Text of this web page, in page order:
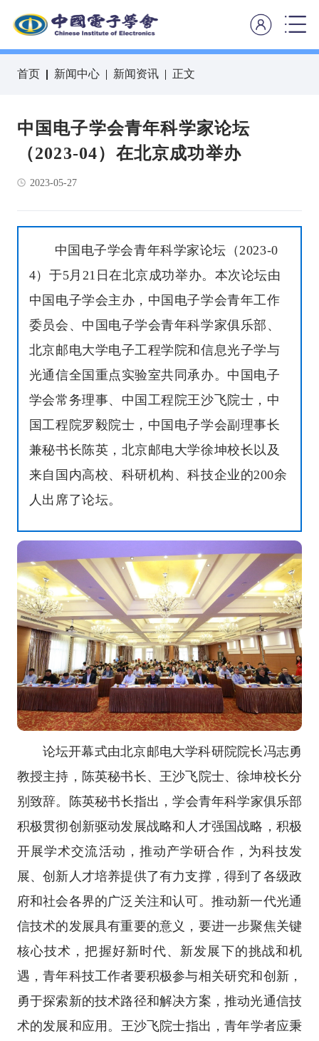
首页 新闻中心 新闻资讯 正文
中国电子学会青年科学家论坛
（2023-04）在北京成功举办
2023-05-27
中国电子学会青年科学家论坛（2023-0
4）于5月21日在北京成功举办。本次论坛由
中国电子学会主办，中国电子学会青年工作
委员会、中国电子学会青年科学家俱乐部、
北京邮电大学电子工程学院和信息光子学与
光通信全国重点实验室共同承办。中国电子
学会常务理事、中国工程院王沙飞院士，中
国工程院罗毅院士，中国电子学会副理事长
兼秘书长陈英，北京邮电大学徐坤校长以及
来自国内高校、科研机构、科技企业的200余
人出席了论坛。
论坛开幕式由北京邮电大学科研院院长冯志勇
教授主持，陈英秘书长、王沙飞院士、徐坤校长分
别致辞。
陈英秘书长指出 ，学会青年科学家俱乐部
积极贯彻创新驱动发展战略和人才强国战略，积极
开展学术交流活动，推动产学研合作，为科技发
展、创新人才培养提供了有力支撑，得到了各级政
府和社会各界的广泛关注和认可。推动新一代光通
信技术的发展具有重要的意义，要进一步聚焦关键
核心技术，把握好新时代、新发展下的挑战和机
遇，青年科技工作者要积极参与相关研究和创新，
勇于探索新的技术路径和解决方案，推动光通信技
术的发展和应用。 王沙飞院士指出 ，青年学者应秉